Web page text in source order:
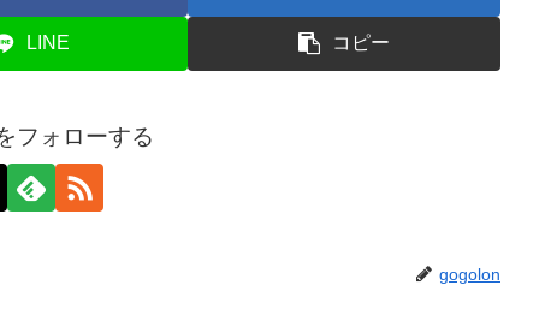
LINE コピー
フォローする
gogolon